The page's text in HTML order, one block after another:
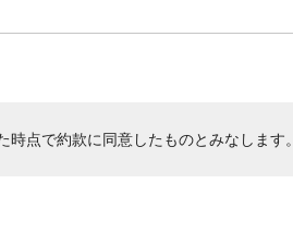
時点で約款に同意したものとみなします。